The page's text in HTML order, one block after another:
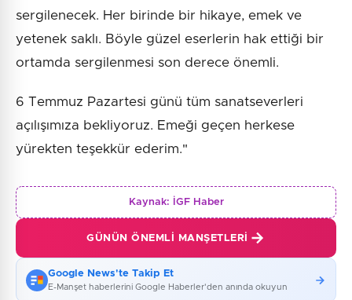
sergilenecek. Her birinde bir hikaye, emek ve
yetenek saklı. Böyle güzel eserlerin hak ettiği bir
ortamda sergilenmesi son derece önemli.
6 Temmuz Pazartesi günü tüm sanatseverleri
açılışımıza bekliyoruz. Emeği geçen herkese
yürekten teşekkür ederim."
Kaynak: İGF Haber
GÜNÜN ÖNEMLI MANŞETLERI
Google News'te Takip Et
E-Manşet haberlerini Google Haberler'den anında okuyun